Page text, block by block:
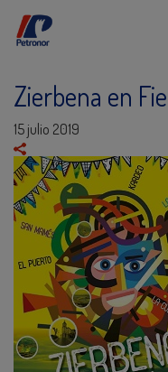
Zierbena en
15 julio 2019